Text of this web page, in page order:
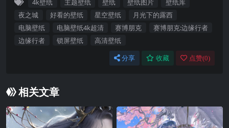
4k壁纸 主题壁纸 壁纸 壁纸图片
壁纸库
夜之城
好看的壁纸 星空壁纸
月光下的露西
电脑壁纸
电脑壁纸4k超清 赛博朋克
赛博朋克:边缘行者
边缘行者
锁屏壁纸 高清壁纸
分享 收藏 点赞(0)
相关文章